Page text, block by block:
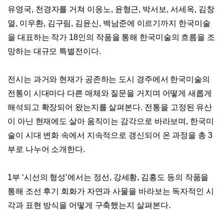
유영국, 천경자를 거쳐 이응노, 윤형근, 박서보 ,서세옥, 김창
열, 이우환, 김구림, 김윤신, 백남준에 이르기까지 한국미술
을 대표하는 작가 18인의 작품을 통해 한국미술의 흐름을 조
망하는 대규모 특별전이다.
전시는 과거와 현재가 공존하는 도시 경주에서 한국미술의
전통이 시대마다 다른 매체와 질문을 거치며 어떻게 새롭게
해석되고 확장되어 왔는지를 살펴본다. 전통을 고정된 유산
이 아닌 현재에도 살아 움직이는 감각으로 바라보며 , 한국미
술이 시대 변화 속에서 지속적으로 갱신되어 온 과정을 총 3
부로 나누어 소개한다.
1부 ‘시선의 형성’에서는 정선 , 강세황, 김홍도 등의 작품을
통해 조선 후기 회화가 자연과 사물을 바라보는 독자적인 시
각과 표현 방식을 어떻게 구축했는지 살펴본다.